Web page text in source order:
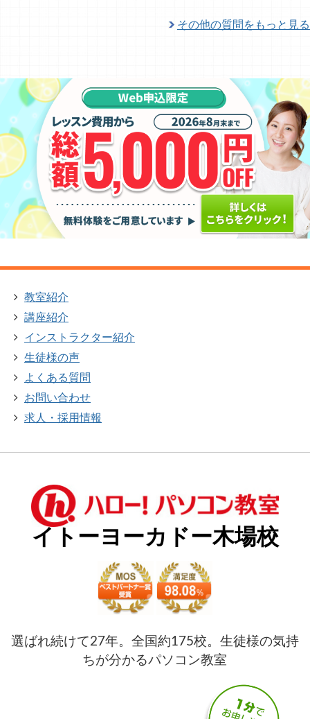
その他の質問をもっと見る
教室紹介
講座紹介
インストラクター紹介
生徒様の声
よくある質問
お問い合わせ
求人・採用情報
イトーヨーカドー木場校
選ばれ続けて27年。全国約175校。生徒様の気持
ちが分かるパソコン教室